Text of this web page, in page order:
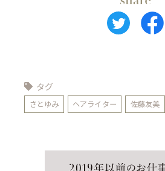
タグ
さとゆみ ヘアライター 佐藤友美